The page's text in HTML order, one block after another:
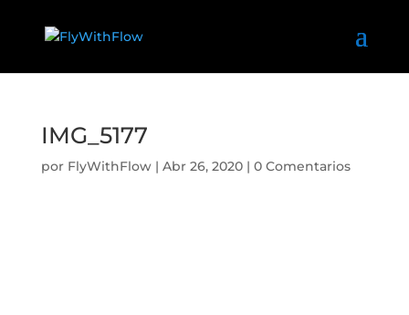
IMG_5177
por FlyWithFlow| Abr 26, 2020| 0 Comentarios